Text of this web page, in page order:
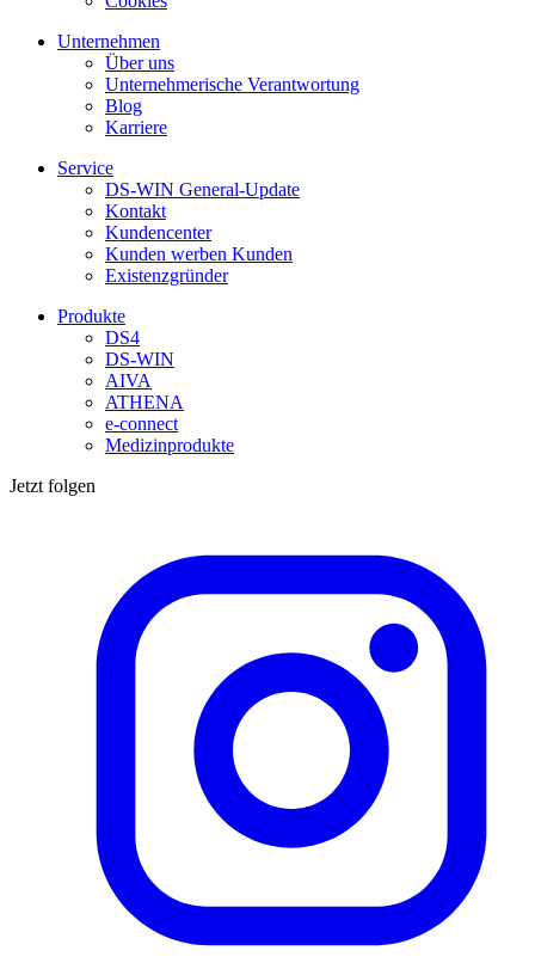
Unternehmen
Über uns
Unternehmerische Verantwortung
Blog
Karriere
Service
DS-WIN General-Update
Kontakt
Kundencenter
Kunden werben Kunden
Existenzgründer
Produkte
DS4
DS-WIN
AIVA
ATHENA
e-connect
Medizinprodukte
Jetzt folgen